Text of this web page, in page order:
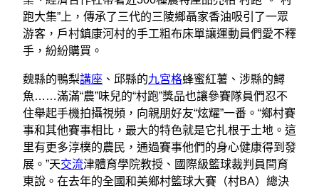
跑大集”上，傳承了三代的三陵鄉聶家香油吸引了一眾
游客，戶村鎮康河村的手工粗布床單讓運動員們愛不釋
手，紛紛購買。
魏縣的鴨梨講座 、邱縣的九宮格蜂蜜紅薯、涉縣的鱘
魚……滿滿“農”味兒的“村跑”獎品也讓參賽隊員們忍不
住舉起手機拍攝視頻，向親朋好友“炫耀”一番。“鄉村賽
事和其他賽事相比，最大的特色就是它扎根于土地。這
里有更多淳樸的農民，通過賽事他們的身心健康得到發
展。”天交流津體育學院教授、國際級籃球裁判員閆育
東說。在去年的全國和美鄉村籃球大賽（村BA）總決